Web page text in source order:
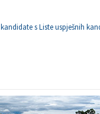
s Liste uspješnih